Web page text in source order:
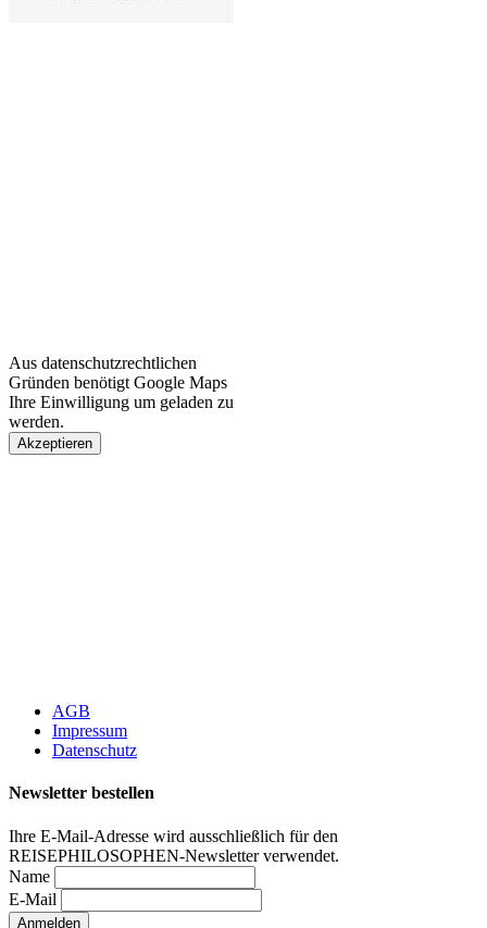
Aus datenschutzrechtlichen
Gründen benötigt Google Maps
Ihre Einwilligung um geladen zu
werden.
Akzeptieren
AGB
Impressum
Datenschutz
Newsletter bestellen
Ihre E-Mail-Adresse wird ausschließlich für den
REISEPHILOSOPHEN-Newsletter verwendet.
Name
E-Mail